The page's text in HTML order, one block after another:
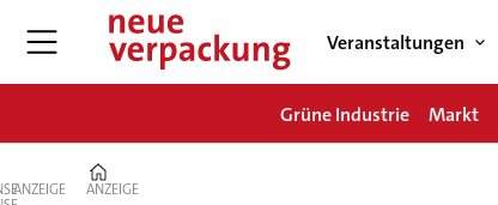
Veranstaltungen
Grüne Industrie Markt
ANZEIGE ANZEIGE